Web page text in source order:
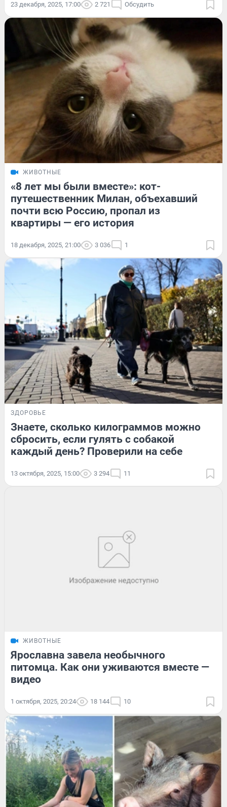
23 декабря, 2025, 17:00 2 721 Обсудить
ЖИВОТНЫЕ
«8 лет мы были вместе»: кот-
путешественник Милан, объехавший
почти всю Россию, пропал из
квартиры — его история
18 декабря, 2025, 21:00 3 036 1
ЗДОРОВЬЕ
Знаете, сколько килограммов можно
сбросить, если гулять с собакой
каждый день? Проверили на себе
13 октября, 2025, 15:00 3 294 11
ЖИВОТНЫЕ
Ярославна завела необычного
питомца. Как они уживаются вместе —
видео
1 октября, 2025, 20:24 18 144 10